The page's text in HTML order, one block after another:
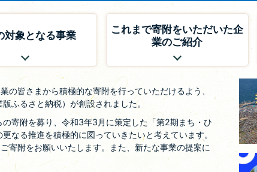
対象となる事業
これまで寄附をいただいた企
業のご紹介
の皆さまから積極的な寄附を行っていただけるよう、
ふるさと納税）が創設されました。
寄附を募り、令和3年3月に策定した「第2期まち・ひ
なる推進を積極的に図っていきたいと考えています。
寄附をお願いいたします。また、新たな事業の提案に